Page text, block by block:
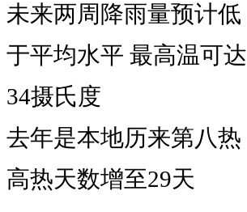
未来两周降雨量预计低
于平均水平 最高温可达
34摄氏度
去年是本地历来第八热
高热天数增至29天